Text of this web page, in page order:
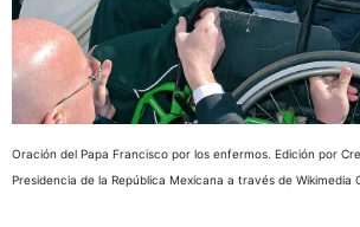
Oración del Papa Francisco por los enfermos. Edición por
Presidencia de la República Mexicana a través de Wikimedia